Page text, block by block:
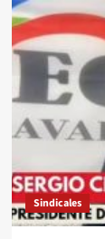
Sindicales